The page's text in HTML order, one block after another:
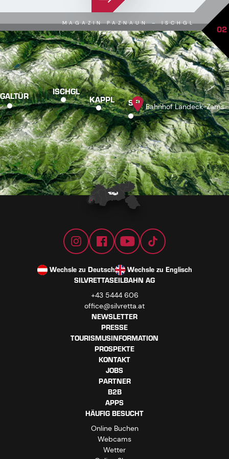
MAGAZIN PAZNAUN – ISCHGL 02
GALTÜR ISCHGL
KAPPL SEE Bahnhof Landeck-Zams
Wechsle zu Deutsch
Wechsle zu Englisch
SILVRETTASEILBAHN AG
+43 5444 606
office@silvretta.at
NEWSLETTER
PRESSE
TOURISMUSINFORMATION
PROSPEKTE
KONTAKT
JOBS
PARTNER
B2B
APPS
HÄUFIG BESUCHT
Online Buchen
Webcams
Wetter